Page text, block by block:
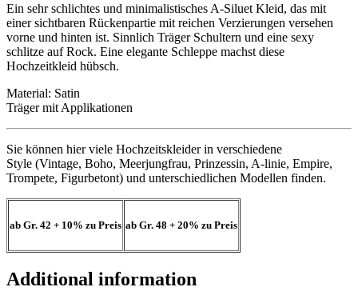
Ein sehr schlichtes und minimalistisches A-Siluet Kleid, das mit
einer sichtbaren Rückenpartie mit reichen Verzierungen versehen
vorne und hinten ist. Sinnlich Träger Schultern und eine sexy
schlitze auf Rock. Eine elegante Schleppe machst diese
Hochzeitkleid hübsch.
Material: Satin
Träger mit Applikationen
Sie können hier viele Hochzeitskleider in verschiedene
Style (Vintage, Boho, Meerjungfrau, Prinzessin, A-linie, Empire,
Trompete, Figurbetont) und unterschiedlichen Modellen finden.
ab Gr. 42 + 10% zu Preis ab Gr. 48 + 20% zu Preis
Additional information